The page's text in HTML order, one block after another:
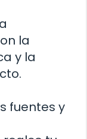
la
y la
fuentes y